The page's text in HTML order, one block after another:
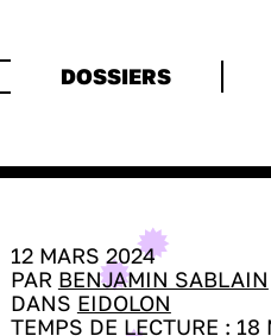
DOSSIERS
12 MARS 2024
PAR BENJAMIN SABLAIN
DANS EIDOLON
TEMPS DE LECTURE : 18